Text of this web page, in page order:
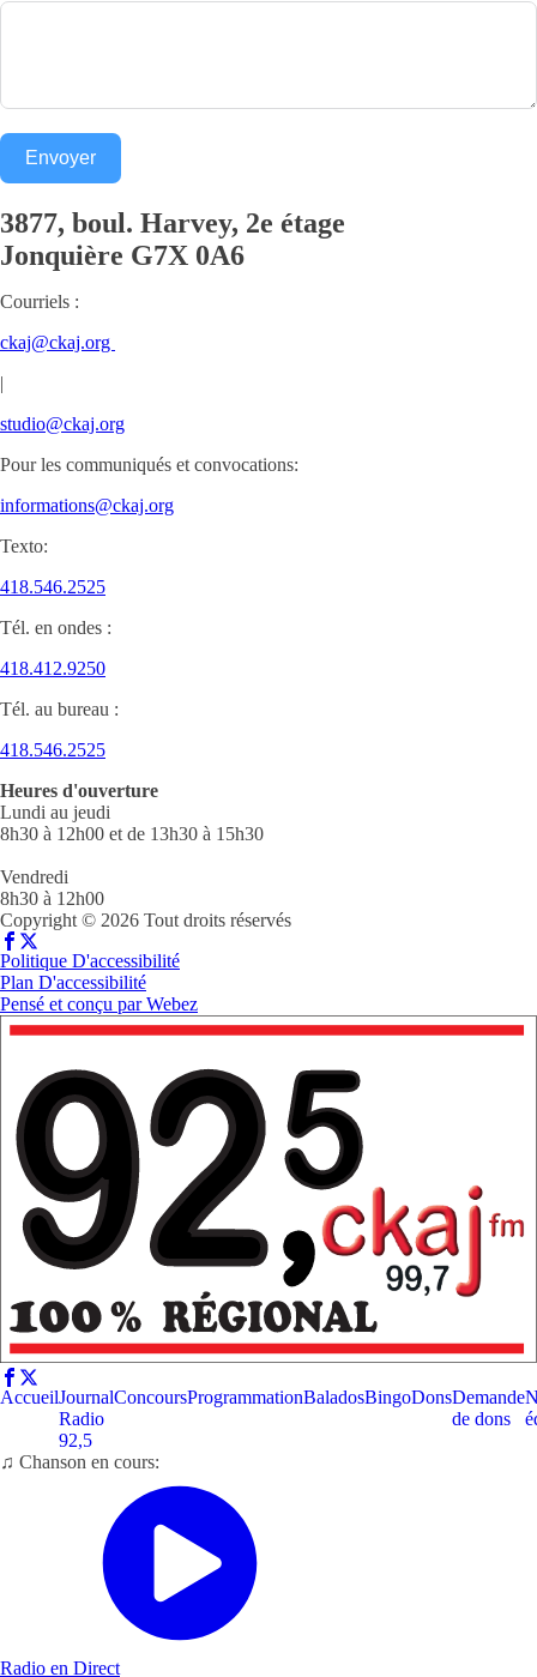
Envoyer
3877, boul. Harvey, 2e étage
Jonquière G7X 0A6
Courriels :
ckaj@ckaj.org
|
studio@ckaj.org
Pour les communiqués et convocations:
informations@ckaj.org
Texto:
418.546.2525
Tél. en ondes :
418.412.9250
Tél. au bureau :
418.546.2525
Heures d'ouverture
Lundi au jeudi
8h30 à 12h00 et de 13h30 à 15h30
Vendredi
8h30 à 12h00
Copyright © 2026 Tout droits réservés
Politique D'accessibilité
Plan D'accessibilité
Pensé et conçu parWebez
AccueilJournal
Radio
92,5
ConcoursProgrammationBaladosBingoDonsDemande
de dons
♫ Chanson en cours:
Radio en Direct